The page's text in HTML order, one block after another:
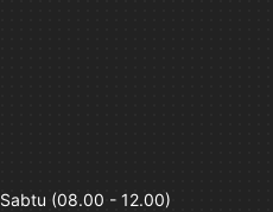
(08.00 - 12.00)